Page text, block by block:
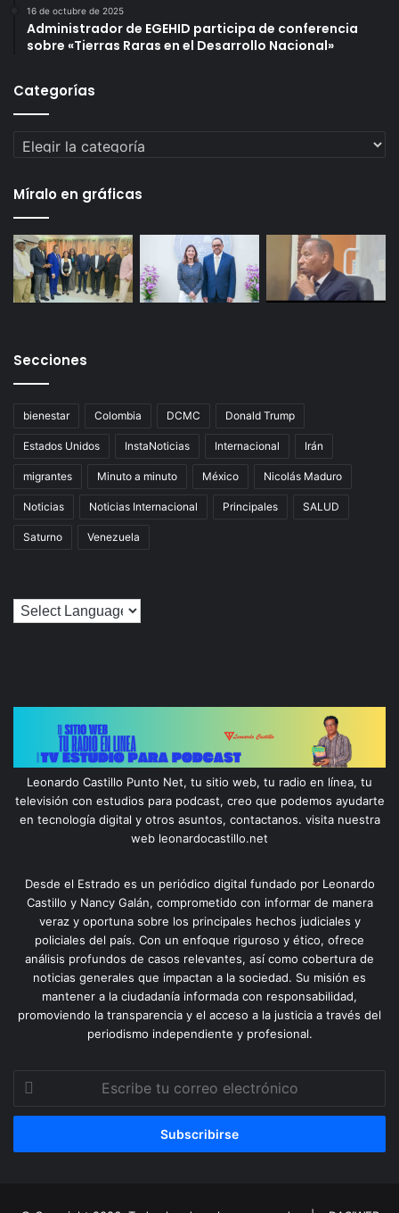
16 de octubre de 2025
Administrador de EGEHID participa de conferencia
sobre «Tierras Raras en el Desarrollo Nacional»
Categorías
Categorías
Míralo en gráficas
Secciones
bienestar Colombia DCMC Donald Trump
Estados Unidos InstaNoticias Internacional Irán
migrantes Minuto a minuto México Nicolás Maduro
Noticias Noticias Internacional Principales SALUD
Saturno Venezuela
Leonardo Castillo Punto Net, tu sitio web, tu radio en línea, tu
televisión con estudios para podcast, creo que podemos ayudarte
en tecnología digital y otros asuntos, contactanos. visita nuestra
web leonardocastillo.net
Desde el Estrado es un periódico digital fundado por Leonardo
Castillo y Nancy Galán, comprometido con informar de manera
veraz y oportuna sobre los principales hechos judiciales y
policiales del país. Con un enfoque riguroso y ético, ofrece
análisis profundos de casos relevantes, así como cobertura de
noticias generales que impactan a la sociedad. Su misión es
mantener a la ciudadanía informada con responsabilidad,
promoviendo la transparencia y el acceso a la justicia a través del
periodismo independiente y profesional.
correo